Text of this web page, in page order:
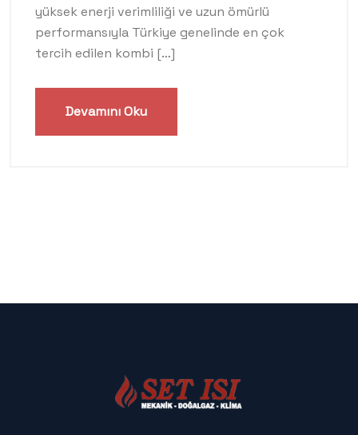
yüksek enerji verimliliği ve uzun ömürlü
performansıyla Türkiye genelinde en çok
tercih edilen kombi […]
Devamını Oku